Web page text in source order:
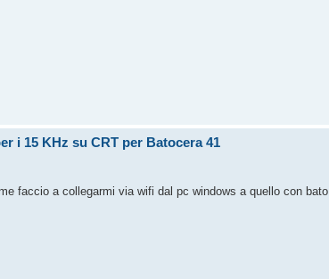
i 15 KHz su CRT per Batocera 41
faccio a collegarmi via wifi dal pc windows a quello con bato